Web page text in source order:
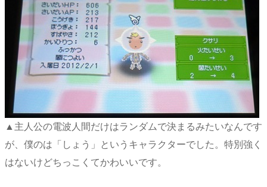
▲主人公の電波人間だけはランダムで決まるみたいなんです
が、僕のは「しょう」というキャラクターでした。特別強く
はないけどちっこくてかわいいです。